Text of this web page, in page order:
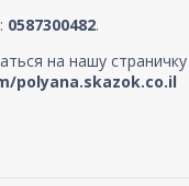
0587300482.
на нашу страничку
polyana.skazok.co.il